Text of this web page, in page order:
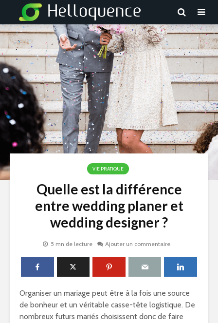
VIE PRATIQUE
Quelle est la différence
entre wedding planer et
wedding designer ?
5 mn de lecture Ajouter un commentaire
Organiser un mariage peut être à la fois une source
de bonheur et un véritable casse-tête logistique. De
nombreux futurs mariés choisissent donc de faire